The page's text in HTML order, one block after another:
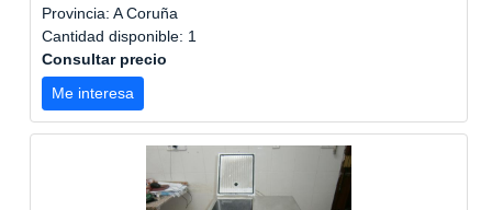
Provincia: A Coruña
Cantidad disponible: 1
Consultar precio
Me interesa